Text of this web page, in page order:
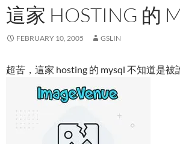
這家 HOSTING 的
FEBRUARY 10, 2005 GSLIN
超苦，這家 hosting 的 mysql 不知道是被